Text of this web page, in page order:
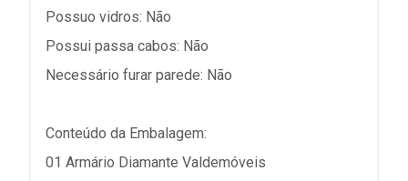
Possuo vidros: Não
Possui passa cabos: Não
Necessário furar parede: Não
Conteúdo da Embalagem:
01 Armário Diamante Valdemóveis